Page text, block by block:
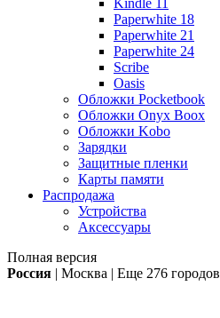
Paperwhite 18
Paperwhite 21
Paperwhite 24
Scribe
Oasis
Обложки Pocketbook
Обложки Onyx Boox
Обложки Kobo
Зарядки
Защитные пленки
Карты памяти
Распродажа
Устройства
Аксессуары
Полная версия
Россия | Москва | Еще 276 городов